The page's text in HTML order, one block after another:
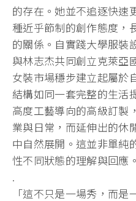
的存在。她並不追逐快速
種近乎節制的創作態度，
的關係。自實踐大學服裝
與林志杰共同創立克萊亞
女裝市場穩步建立起屬於
結構如同一套完整的生活
高度工藝導向的高級訂製
業與日常，而延伸出的休
中自然展開。這並非單純
性不同狀態的理解與回應。
.
「這不只是一場秀，而是